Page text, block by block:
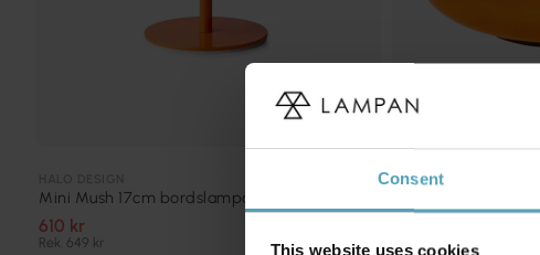
Consent
This website uses cookies
Mini Mush 17cm bordslampa
610 kr
Rek. 649 kr
LUCIDE
Rek. 1 089 kr